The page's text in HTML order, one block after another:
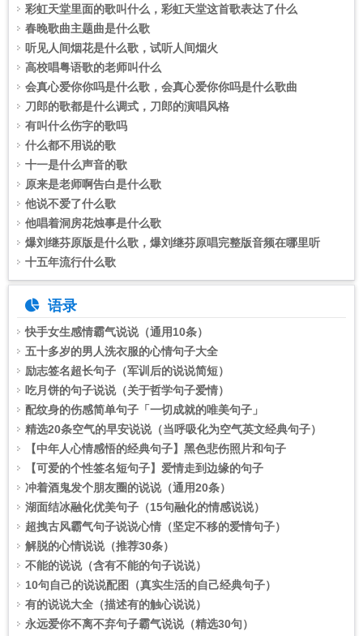
彩虹天堂里面的歌叫什么，彩虹天堂这首歌表达了什么
春晚歌曲主题曲是什么歌
听见人间烟花是什么歌，试听人间烟火
高校唱粤语歌的老师叫什么
会真心爱你你吗是什么歌，会真心爱你你吗是什么歌曲
刀郎的歌都是什么调式，刀郎的演唱风格
有叫什么伤字的歌吗
什么都不用说的歌
十一是什么声音的歌
原来是老师啊告白是什么歌
他说不爱了什么歌
他唱着洞房花烛事是什么歌
爆刘继芬原版是什么歌，爆刘继芬原唱完整版音频在哪里听
十五年流行什么歌
语录
快手女生感情霸气说说（通用10条）
五十多岁的男人洗衣服的心情句子大全
励志签名超长句子（军训后的说说简短）
吃月饼的句子说说（关于哲学句子爱情）
配纹身的伤感简单句子「一切成就的唯美句子」
精选20条空气的早安说说（当呼吸化为空气英文经典句子）
【中年人心情感悟的经典句子】黑色悲伤照片和句子
【可爱的个性签名短句子】爱情走到边缘的句子
冲着酒鬼发个朋友圈的说说（通用20条）
湖面结冰融化优美句子（15句融化的情感说说）
超拽古风霸气句子说说心情（坚定不移的爱情句子）
解脱的心情说说（推荐30条）
不能的说说（含有不能的句子说说）
10句自己的说说配图（真实生活的自己经典句子）
有的说说大全（描述有的触心说说）
永远爱你不离不弃句子霸气说说（精选30句）